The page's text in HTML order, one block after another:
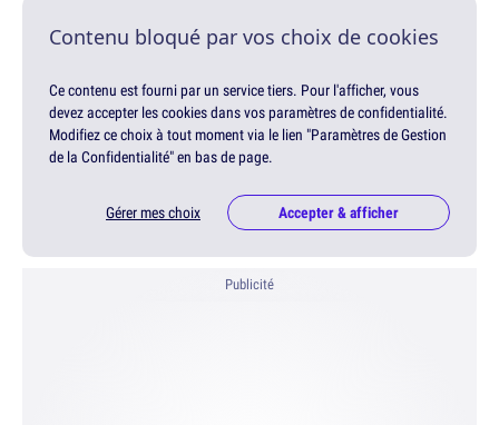
Contenu bloqué par vos choix de cookies
Ce contenu est fourni par un service tiers. Pour l'afficher, vous
devez accepter les cookies dans vos paramètres de confidentialité.
Modifiez ce choix à tout moment via le lien "Paramètres de Gestion
de la Confidentialité" en bas de page.
Gérer mes choix Accepter & afficher
Publicité